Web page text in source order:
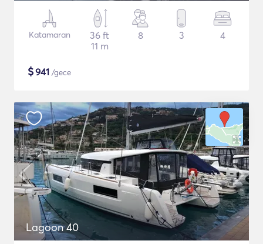
Katamaran
36 ft
11 m
8 3 4
$941 /gece
Lagoon 40